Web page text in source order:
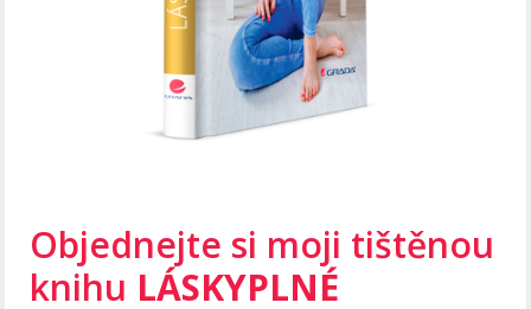
Objednejte si moji tištěnou
knihu LÁSKYPLNÉ